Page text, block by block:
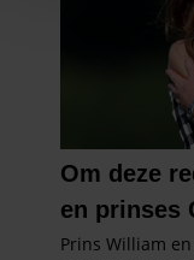
personaliseren,
en om ons
informatie over uw
partners voor
partners kunnen
informatie die u
verzameld op
gaat akkoord met
gebruiken.